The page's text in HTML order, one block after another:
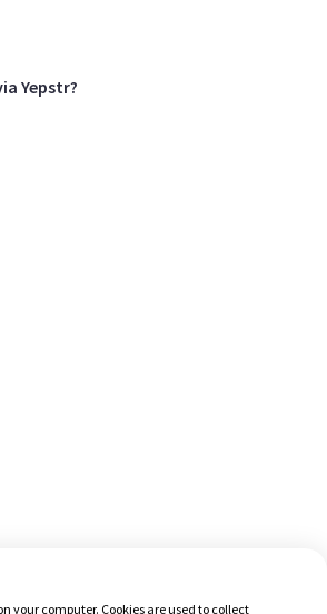
Yepstr?
your computer. Cookies are used to collect